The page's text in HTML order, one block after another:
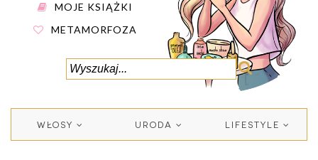
MOJE KSIĄŻKI
METAMORFOZA
WŁOSY URODA LIFESTYLE